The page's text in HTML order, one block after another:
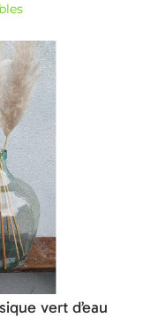
vert d’eau